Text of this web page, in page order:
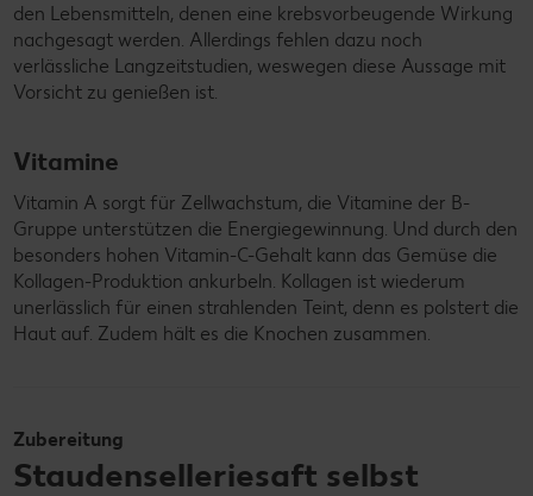
den Lebensmitteln, denen eine krebsvorbeugende Wirkung
nachgesagt werden. Allerdings fehlen dazu noch
verlässliche Langzeitstudien, weswegen diese Aussage mit
Vorsicht zu genießen ist.
Vitamine
Vitamin A sorgt für Zellwachstum, die Vitamine der B-
Gruppe unterstützen die Energiegewinnung. Und durch den
besonders hohen Vitamin-C-Gehalt kann das Gemüse die
Kollagen-Produktion ankurbeln. Kollagen ist wiederum
unerlässlich für einen strahlenden Teint, denn es polstert die
Haut auf. Zudem hält es die Knochen zusammen.
Zubereitung
Staudenselleriesaft selbst